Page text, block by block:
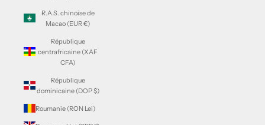
R.A.S. chinoise de
Macao (EUR €)
République
centrafricaine (XAF
CFA)
République
dominicaine (DOP $)
Roumanie (RON Lei)